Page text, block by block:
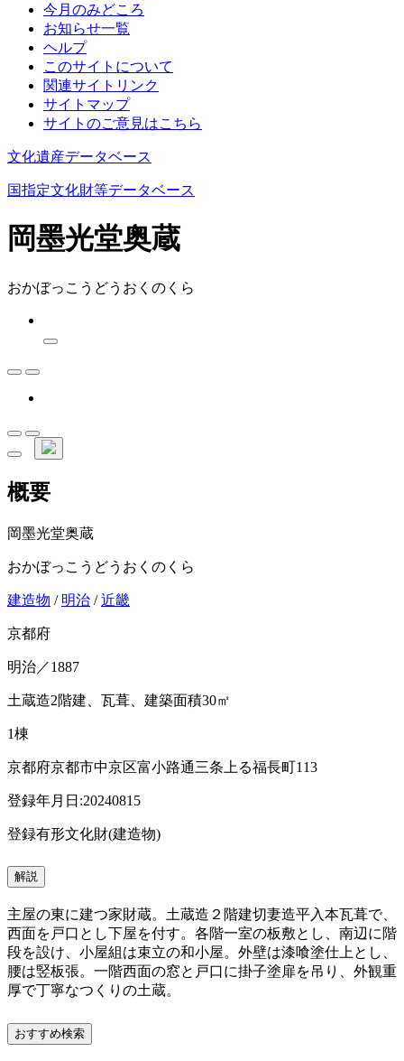
今月のみどころ
お知らせ一覧
ヘルプ
このサイトについて
関連サイトリンク
サイトマップ
サイトのご意見はこちら
文化遺産データベース
国指定文化財等データベース
岡墨光堂奥蔵
おかぼっこうどうおくのくら
概要
岡墨光堂奥蔵
おかぼっこうどうおくのくら
建造物 / 明治 /近畿
京都府
明治／1887
土蔵造2階建、瓦葺、建築面積30㎡
1棟
京都府京都市中京区富小路通三条上る福長町113
登録年月日:20240815
登録有形文化財(建造物)
解説
主屋の東に建つ家財蔵。土蔵造２階建切妻造平入本瓦葺で、
西面を戸口とし下屋を付す。各階一室の板敷とし、南辺に階
段を設け、小屋組は束立の和小屋。外壁は漆喰塗仕上とし、
腰は竪板張。一階西面の窓と戸口に掛子塗扉を吊り、外観重
厚で丁寧なつくりの土蔵。
おすすめ検索